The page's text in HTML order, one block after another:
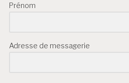
Prénom
Adresse de messagerie